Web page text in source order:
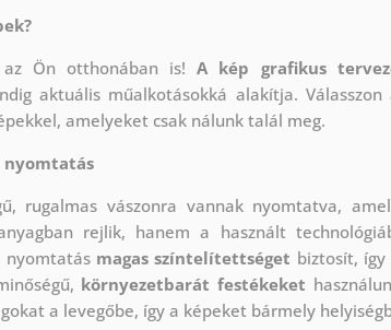
az Ön otthonában is!A kép grafikus
aktuális műalkotásokká alakítja.
amelyeket csak nálunk talál meg.
nyomtatás
rugalmas vászonra vannak nyomtatva,
rejlik, hanem a használt
nyomtatás magas színtelítettséget biztosít,
környezetbarát festékeket
a levegőbe, így a képeket bármely